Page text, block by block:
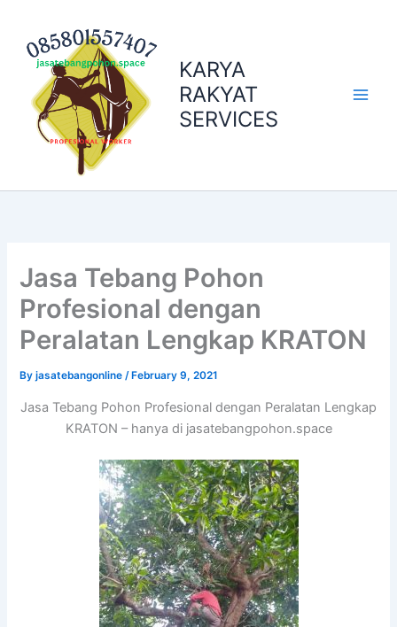
content
KARYA
RAKYAT
SERVICES
Jasa Tebang Pohon
Profesional dengan
Peralatan Lengkap KRATON
Byjasatebangonline/ February 9, 2021
Jasa Tebang Pohon Profesional dengan Peralatan Lengkap
KRATON – hanya di jasatebangpohon.space